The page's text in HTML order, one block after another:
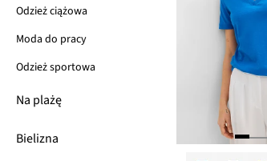
Odzież ciążowa
Moda do pracy
Odzież sportowa
Na plażę
Bielizna